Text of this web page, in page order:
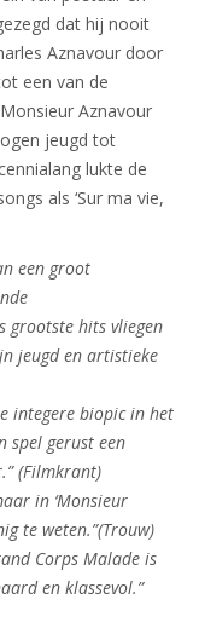
dat hij nooit
Aznavour door
een van de
Aznavour
jeugd tot
lukte de
als ‘Sur ma vie,
een groot
grootste hits vliegen
jeugd en artistieke
integere biopic in het
spel gerust een
(Filmkrant)
in ‘Monsieur
te weten.”(Trouw)
Corps Malade is
en klassevol.”